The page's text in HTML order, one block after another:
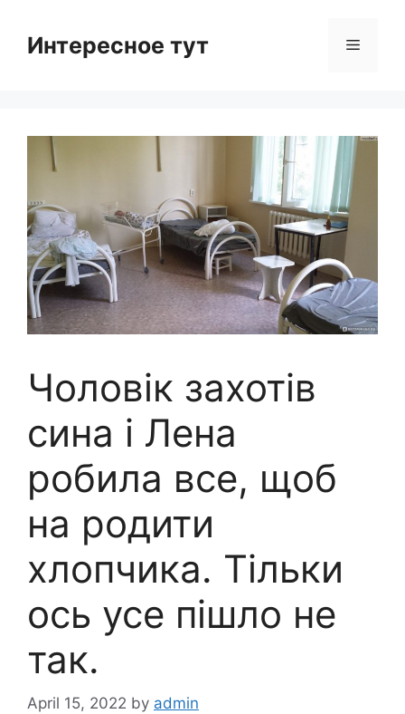
contentИнтересное тут Menu
Чоловік захотів
сина і Лена
робила все, щоб
на pодити
хлопчика. Тільки
ось усе пішло не
так.
April 15, 2022 by admin